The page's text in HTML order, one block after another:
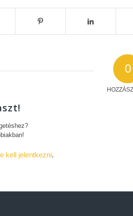
0
kell jelentkezni.